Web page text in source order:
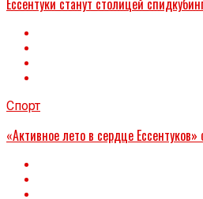
Ессентуки станут столицей
Спорт
«Активное лето в сердце